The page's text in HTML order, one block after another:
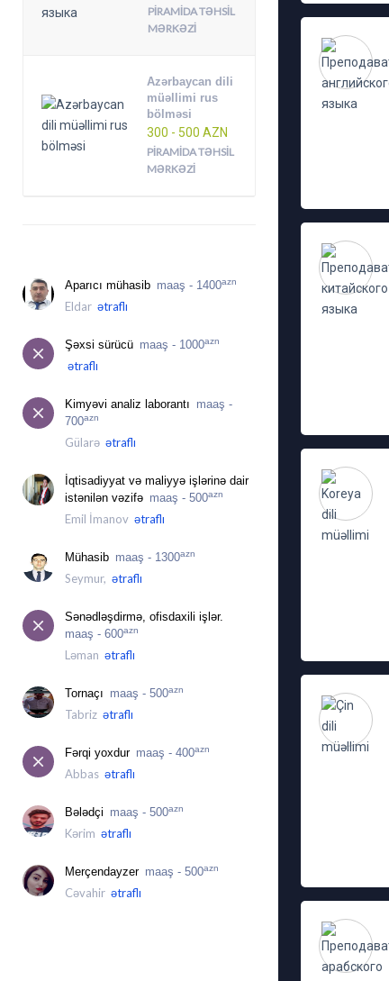
PIRAMIDA TƏHSIL
MƏRKƏZI
Azərbaycan dili
müəllimi rus
bölməsi
300 - 500 AZN
PIRAMIDA TƏHSIL
MƏRKƏZI
Aparıcı mühasib maaş - 1400azn
Eldar ətraflı
Şəxsi sürücü maaş - 1000azn
ətraflı
Kimyəvi analiz laborantı maaş -
700azn
Gülarə ətraflı
İqtisadiyyat və maliyyə işlərinə dair
istənilən vəzifə maaş - 500azn
Emil İmanov ətraflı
Mühasib maaş - 1300azn
Seymur, ətraflı
Sənədləşdirmə, ofisdaxili işlər.
maaş - 600azn
Ləman ətraflı
Tornaçı maaş - 500azn
Tabriz ətraflı
Fərqi yoxdur maaş - 400azn
Abbas ətraflı
Bələdçi maaş - 500azn
Kərim ətraflı
Merçendayzer maaş - 500azn
Cəvahir ətraflı